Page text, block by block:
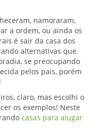
namoraram,
a ordem, ou ainda os
é sair da casa dos
alternativas que
se preocupando
pelos pais, porém
claro, mas escolhi o
os exemplos! Neste
casas para alugar